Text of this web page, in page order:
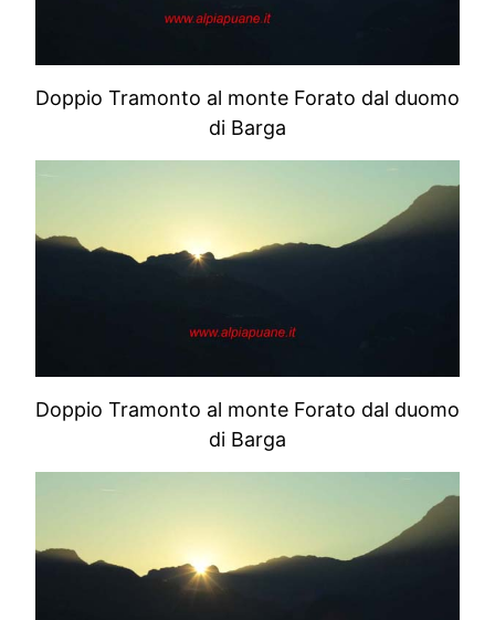
Doppio Tramonto al monte Forato dal duomo
di Barga
Doppio Tramonto al monte Forato dal duomo
di Barga